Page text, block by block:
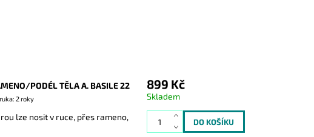
PODÉL TĚLA A. BASILE 22
2 roky
lze nosit v ruce, přes rameno,
899 Kč
Skladem